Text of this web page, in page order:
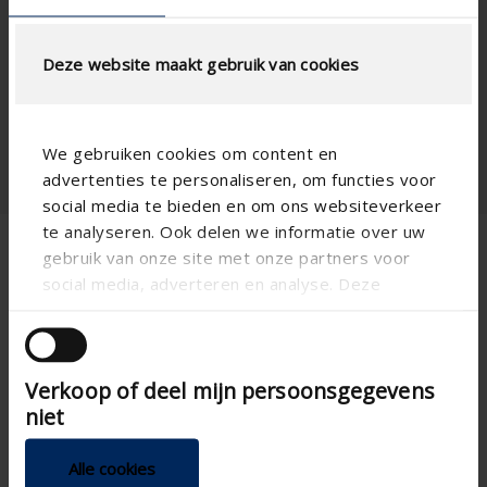
Deze website maakt gebruik van cookies
We gebruiken cookies om content en
advertenties te personaliseren, om functies voor
social media te bieden en om ons websiteverkeer
te analyseren. Ook delen we informatie over uw
gebruik van onze site met onze partners voor
social media, adverteren en analyse. Deze
andere informatie die u aan ze heeft verstrekt of
die ze hebben verzameld op basis van uw gebruik
van hun services.
Verkoop of deel mijn persoonsgegevens
niet
Alle cookies
EN13561
Fixscreen 100 Solar